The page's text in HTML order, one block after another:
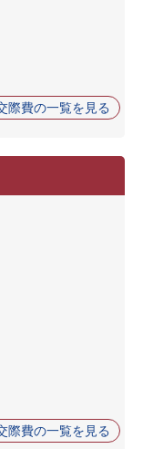
際費の一覧を見る
際費の一覧を見る